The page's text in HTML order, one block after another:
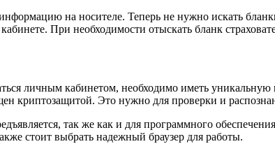
на носителе. Теперь не нужно искать
При необходимости отыскать бланк
личным кабинетом, необходимо иметь
криптозащитой. Это нужно для проверки и
так же как и для программного
стоит выбрать надежный браузер для работы.